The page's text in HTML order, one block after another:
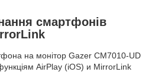
смартфонів
на монітор Gazer CM7010-UD
AirPlay (iOS) и MirrorLink